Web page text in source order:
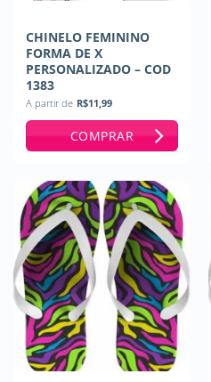
CHINELO FEMININO
FORMA DE X
PERSONALIZADO – COD
1383
A partir de R$11,99
COMPRAR